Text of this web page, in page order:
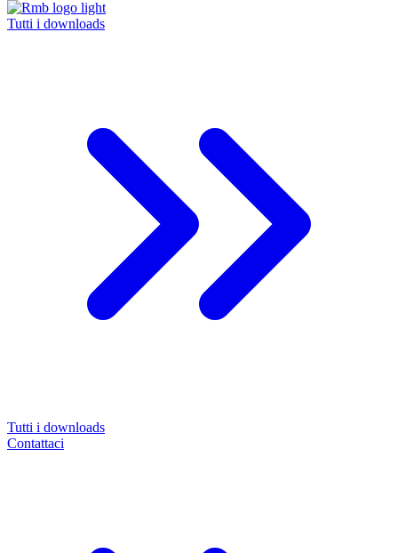
Tutti i downloads
Tutti i downloads
Contattaci